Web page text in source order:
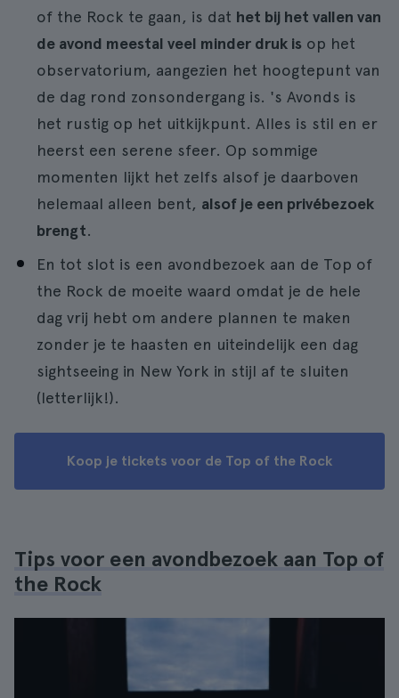
of the Rock te gaan, is dat het bij het vallen van
de avond meestal veel minder druk is op het
observatorium, aangezien het hoogtepunt van
de dag rond zonsondergang is. 's Avonds is
het rustig op het uitkijkpunt. Alles is stil en er
heerst een serene sfeer. Op sommige
momenten lijkt het zelfs alsof je daarboven
helemaal alleen bent, alsof je een privébezoek
brengt.
En tot slot is een avondbezoek aan de Top of
the Rock de moeite waard omdat je de hele
dag vrij hebt om andere plannen te maken
zonder je te haasten en uiteindelijk een dag
sightseeing in New York in stijl af te sluiten
(letterlijk!).
Koop je tickets voor de Top of the Rock
Tips voor een avondbezoek aan Top of
the Rock